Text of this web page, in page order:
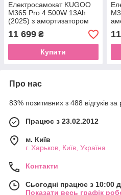
Електросамокат KUGOO
M365 Pro 4 500W 13Ah
(2025) з амортизатором
11 699 ₴
Купити
Про нас
83% позитивних з 488 відгуків за
Працює з 23.02.2012
м. Київ
г. Харьков, Київ, Україна
Контакти
Сьогодні працює з 10:00
Показати весь графік